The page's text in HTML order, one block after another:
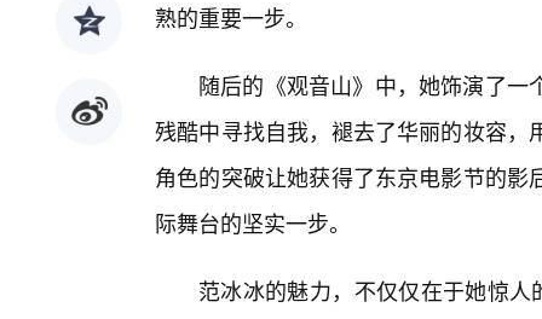
熟的重要一步。
随后的《观音山》中，她饰演了
残酷中寻找自我，褪去了华丽的妆容
角色的突破让她获得了东京电影节的
际舞台的坚实一步。
范冰冰的魅力，不仅仅在于她惊人